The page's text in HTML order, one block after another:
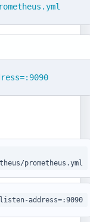
prometheus.yml
address=:9090